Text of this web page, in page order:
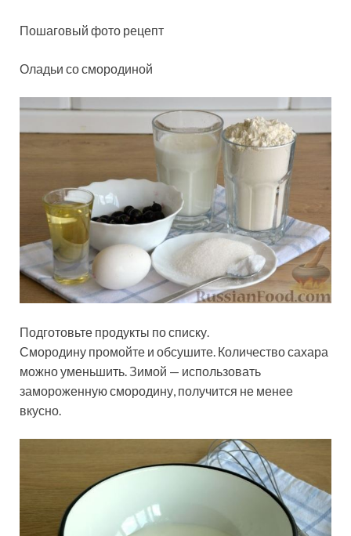
Пошаговый фото рецепт
Оладьи со смородиной
Подготовьте продукты по списку.
Смородину промойте и обсушите. Количество сахара
можно уменьшить. Зимой — использовать
замороженную смородину, получится не менее
вкусно.